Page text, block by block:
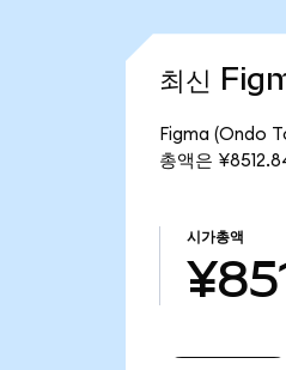
최신
Figma (Ondo
총액은
시가총액